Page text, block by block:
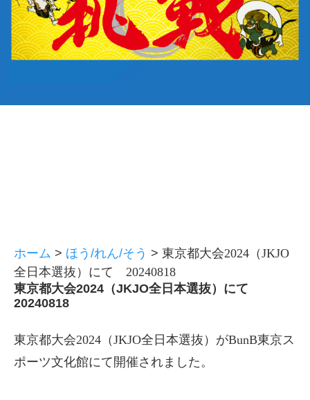
ホーム > ほう/れん/そう > 東京都大会2024（JKJO
全日本選抜）にて 20240818
東京都大会2024（JKJO全日本選抜）にて
20240818
東京都大会2024（JKJO全日本選抜）がBunB東京ス
ポーツ文化館にて開催されました。